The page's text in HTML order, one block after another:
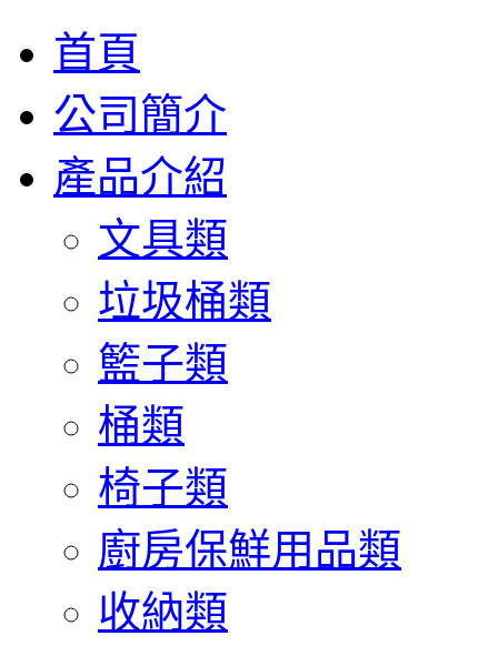
首頁
公司簡介
產品介紹
文具類
垃圾桶類
籃子類
桶類
椅子類
廚房保鮮用品類
收納類